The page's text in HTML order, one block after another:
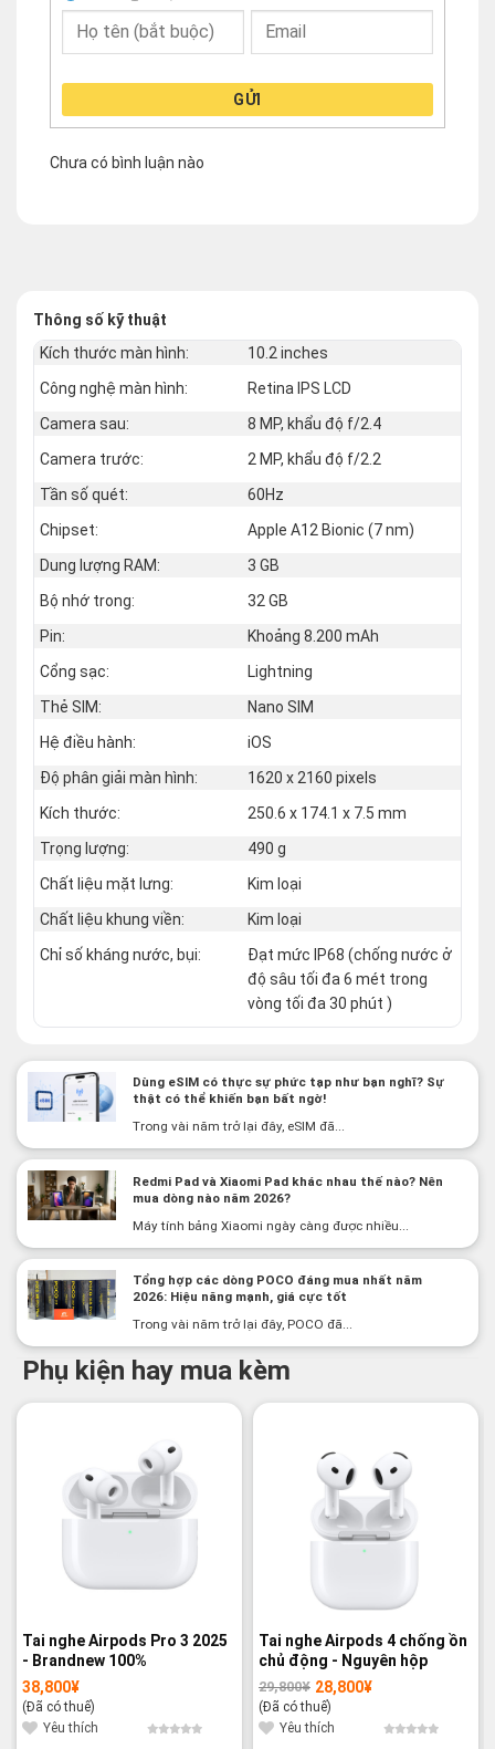
GỬI
Chưa có bình luận nào
Thông số kỹ thuật
Kích thước màn hình:
10.2 inches
Công nghệ màn hình:
Retina IPS LCD
Camera sau:
8 MP, khẩu độ f/2.4
Camera trước:
2 MP, khẩu độ f/2.2
Tần số quét:
60Hz
Chipset:
Apple A12 Bionic (7 nm)
Dung lượng RAM:
3 GB
Bộ nhớ trong:
32 GB
Pin:
Khoảng 8.200 mAh
Cổng sạc:
Lightning
Thẻ SIM:
Nano SIM
Hệ điều hành:
iOS
Độ phân giải màn hình:
1620 x 2160 pixels
Kích thước:
250.6 x 174.1 x 7.5 mm
Trọng lượng:
490 g
Chất liệu mặt lưng:
Kim loại
Chất liệu khung viền:
Kim loại
Chỉ số kháng nước, bụi:
Đạt mức IP68 (chống nước ở
độ sâu tối đa 6 mét trong
vòng tối đa 30 phút )
Dùng eSIM có thực sự phức tạp như bạn nghĩ? Sự
thật có thể khiến bạn bất ngờ!
Trong vài năm trở lại đây, eSIM đã...
Redmi Pad và Xiaomi Pad khác nhau thế nào? Nên
mua dòng nào năm 2026?
Máy tính bảng Xiaomi ngày càng được nhiều...
Tổng hợp các dòng POCO đáng mua nhất năm
2026: Hiệu năng mạnh, giá cực tốt
Trong vài năm trở lại đây, POCO đã...
Phụ kiện hay mua kèm
Tai nghe Airpods Pro 3 2025
- Brandnew 100%
38,800¥
(Đã có thuế)
Yêu thích
Tai nghe Airpods 4 chống ồn
chủ động - Nguyên hộp
29,800¥
Giá
gốc
là:
29,800¥.
28,800¥
Giá
hiện
tại
là:
28,800¥.
(Đã có thuế)
Yêu thích